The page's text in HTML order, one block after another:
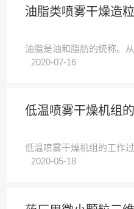
油脂类喷雾干燥造
2020-07-16
低温喷雾干燥机组
2020-05-18